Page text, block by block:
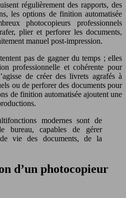
régulièrement des rapports, des
les options de finition automatisée
photocopieurs professionnels
plier et perforer les documents,
manuel post-impression.
pas de gagner du temps ; elles
professionnelle et cohérente pour
de créer des livrets agrafés à
ou de perforer des documents pour
de finition automatisée ajoutent une
bureau, capables de gérer
vie des documents, de la
d’un photocopieur